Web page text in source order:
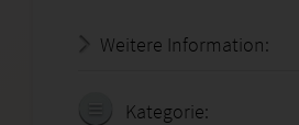
Weitere Information:
Kategorie: